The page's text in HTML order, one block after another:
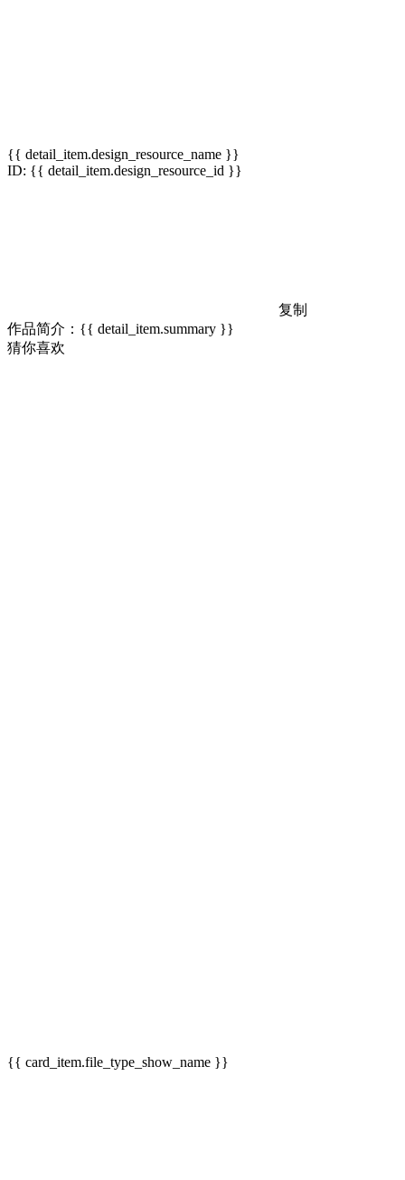
{{ detail_item.design_resource_name }}
ID: {{ detail_item.design_resource_id }}
复制
作品简介：{{ detail_item.summary }}
猜你喜欢
{{ card_item.file_type_show_name }}